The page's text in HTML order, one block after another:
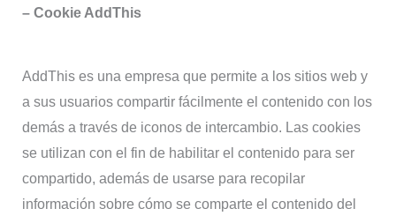
– Cookie AddThis
AddThis es una empresa que permite a los sitios web y
a sus usuarios compartir fácilmente el contenido con los
demás a través de iconos de intercambio. Las cookies
se utilizan con el fin de habilitar el contenido para ser
compartido, además de usarse para recopilar
información sobre cómo se comparte el contenido del